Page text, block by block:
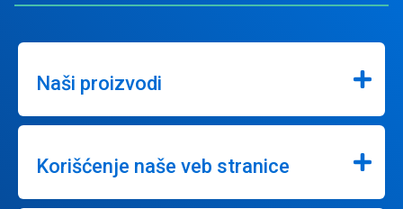
Naši proizvodi
Korišćenje naše veb stranice